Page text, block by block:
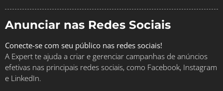
Anunciar nas Redes Sociais
Conecte-se com seu público nas redes sociais!
A Expert te ajuda a criar e gerenciar campanhas de anúncios
efetivas nas principais redes sociais, como Facebook, Instagram
e LinkedIn.